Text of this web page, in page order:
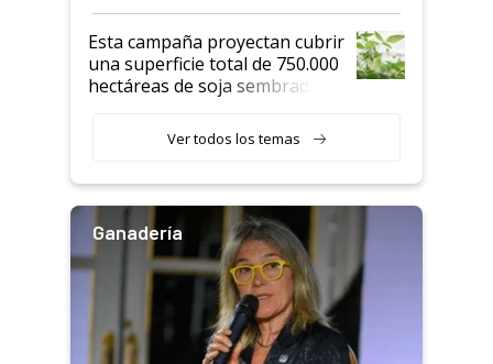
Esta campaña proyectan cubrir
una superficie total de 750.000
hectáreas de soja sembradas
variedades que marcan un
salto tecnológico en genética y
Ver todos los temas
Ganadería